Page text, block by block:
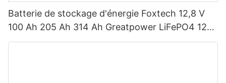
Batterie de stockage d'énergie Foxtech 12,8 V
100 Ah 205 Ah 314 Ah Greatpower LiFePO4 1280
Wh-5120 Wh IP65